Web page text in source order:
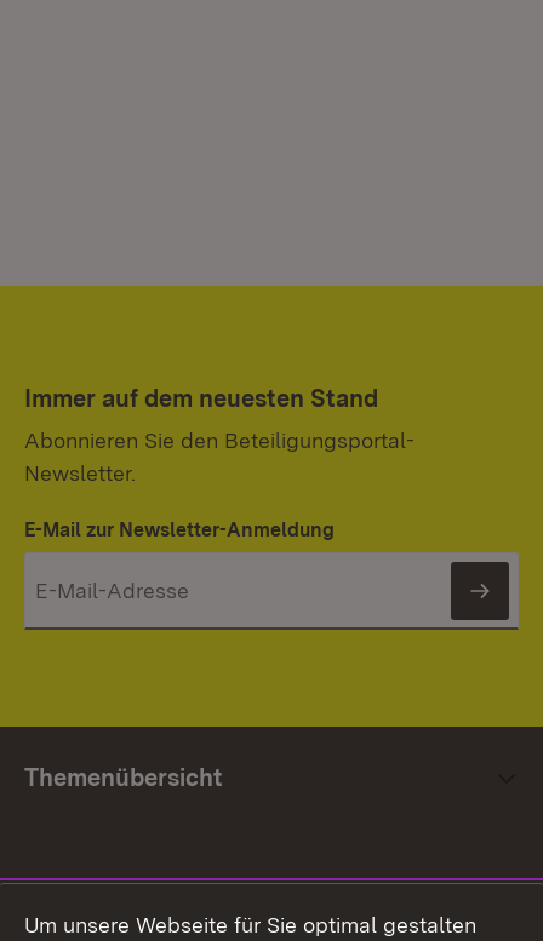
Immer auf dem neuesten Stand
Abonnieren Sie den Beteiligungsportal-
Newsletter.
E-Mail zur Newsletter-Anmeldung
Themenübersicht
Um unsere Webseite für Sie optimal gestalten